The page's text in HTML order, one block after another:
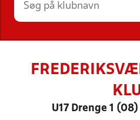
U17 Drenge 1